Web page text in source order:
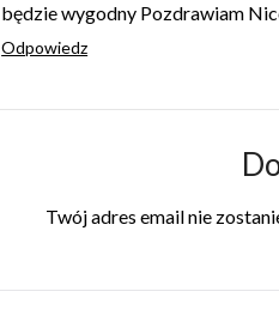
będzie wygodny Pozdrawiam
Odpowiedz
Twój adres email nie